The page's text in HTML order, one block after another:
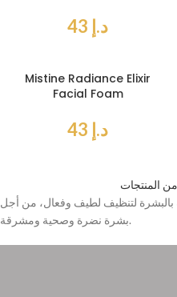
د.إ
Mistine Radiance Elixir
Facial Foam
د.إ
المنتجات
بالبشرة لتنظيف لطيف وفعال، من أجل
بشرة نضرة وصحية ومشرقة.